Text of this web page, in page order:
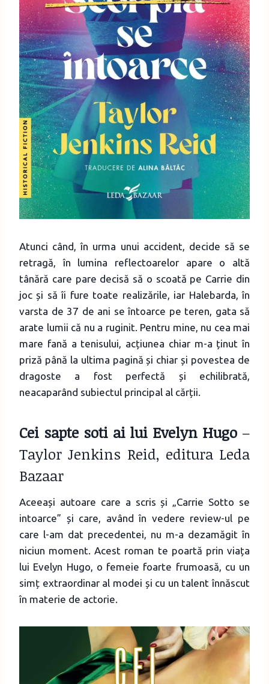
Atunci când, în urma unui accident, decide să se
retragă, în lumina reflectoarelor apare o altă
tânără care pare decisă să o scoată pe Carrie din
joc și să îi fure toate realizările, iar Halebarda, în
varsta de 37 de ani se întoarce pe teren, gata să
arate lumii că nu a ruginit. Pentru mine, nu cea mai
mare fană a tenisului, acțiunea chiar m-a ținut în
priză până la ultima pagină și chiar și povestea de
dragoste a fost perfectă și echilibrată,
neacaparând subiectul principal al cărții.
Cei sapte soti ai lui Evelyn Hugo –
Taylor Jenkins Reid, editura Leda
Bazaar
Aceeași autoare care a scris și „Carrie Sotto se
intoarce” și care, având în vedere review-ul pe
care l-am dat precedentei, nu m-a dezamăgit în
niciun moment. Acest roman te poartă prin viața
lui Evelyn Hugo, o femeie foarte frumoasă, cu un
simț extraordinar al modei și cu un talent înnăscut
în materie de actorie.